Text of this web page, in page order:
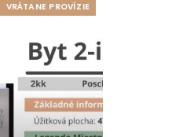
VRÁTANE PROVÍZIE